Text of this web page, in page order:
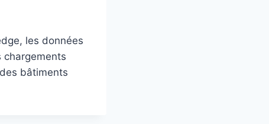
les données
chargements
bâtiments